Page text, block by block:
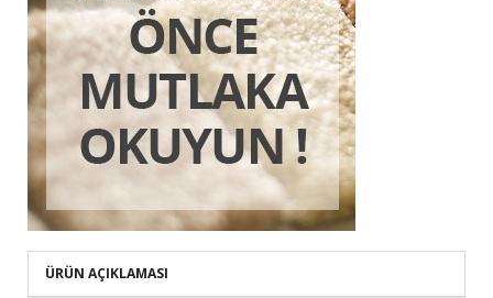
ÜRÜN AÇIKLAMASI